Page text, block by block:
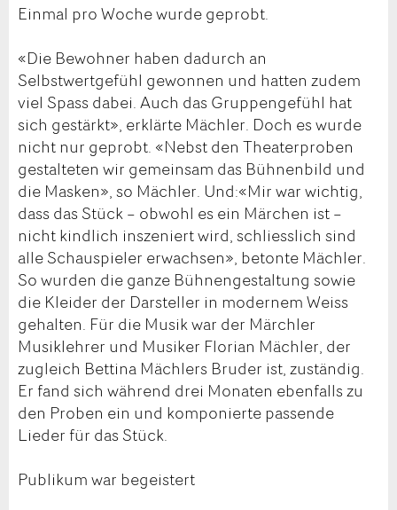
Einmal pro Woche wurde geprobt.
«Die Bewohner haben dadurch an
Selbstwertgefühl gewonnen und hatten zudem
viel Spass dabei. Auch das Gruppengefühl hat
sich gestärkt», erklärte Mächler. Doch es wurde
nicht nur geprobt. «Nebst den Theaterproben
gestalteten wir gemeinsam das Bühnenbild und
die Masken», so Mächler. Und:«Mir war wichtig,
dass das Stück – obwohl es ein Märchen ist –
nicht kindlich inszeniert wird, schliesslich sind
alle Schauspieler erwachsen», betonte Mächler.
So wurden die ganze Bühnengestaltung sowie
die Kleider der Darsteller in modernem Weiss
gehalten. Für die Musik war der Märchler
Musiklehrer und Musiker Florian Mächler, der
zugleich Bettina Mächlers Bruder ist, zuständig.
Er fand sich während drei Monaten ebenfalls zu
den Proben ein und komponierte passende
Lieder für das Stück.
Publikum war begeistert